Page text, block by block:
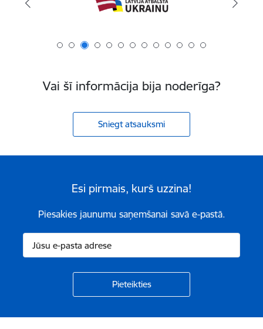
Vai šī informācija bija noderīga?
Sniegt atsauksmi
Esi pirmais, kurš uzzina!
Piesakies jaunumu saņemšanai savā e-pastā.